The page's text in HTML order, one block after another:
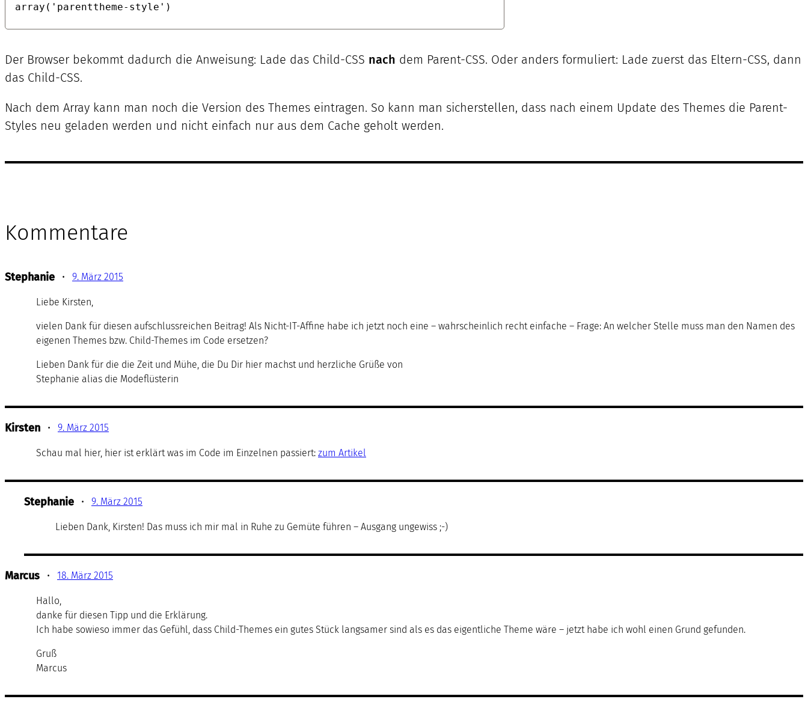
array('parenttheme-style')
Der Browser bekommt dadurch die Anweisung: Lade das Child-CSS nach dem Parent-CSS. Oder anders formuliert: Lade zuerst das Eltern-CSS, dann
das Child-CSS.
Nach dem Array kann man noch die Version des Themes eintragen. So kann man sicherstellen, dass nach einem Update des Themes die Parent-
Styles neu geladen werden und nicht einfach nur aus dem Cache geholt werden.
Kommentare
Stephanie • 9. März 2015
Liebe Kirsten,
vielen Dank für diesen aufschlussreichen Beitrag! Als Nicht-IT-Affine habe ich jetzt noch eine – wahrscheinlich recht einfache – Frage: An welcher Stelle muss man den Namen des
eigenen Themes bzw. Child-Themes im Code ersetzen?
Lieben Dank für die die Zeit und Mühe, die Du Dir hier machst und herzliche Grüße von
Stephanie alias die Modeflüsterin
Kirsten • 9. März 2015
Schau mal hier, hier ist erklärt was im Code im Einzelnen passiert: zum Artikel
Stephanie • 9. März 2015
Lieben Dank, Kirsten! Das muss ich mir mal in Ruhe zu Gemüte führen – Ausgang ungewiss ;-)
Marcus • 18. März 2015
Hallo,
danke für diesen Tipp und die Erklärung.
Ich habe sowieso immer das Gefühl, dass Child-Themes ein gutes Stück langsamer sind als es das eigentliche Theme wäre – jetzt habe ich wohl einen Grund gefunden.
Gruß
Marcus